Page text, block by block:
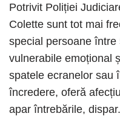
Potrivit Poliției
Colette sunt tot mai
special persoane
vulnerabile emoțional
spatele ecranelor sau
încredere, oferă
apar întrebările,